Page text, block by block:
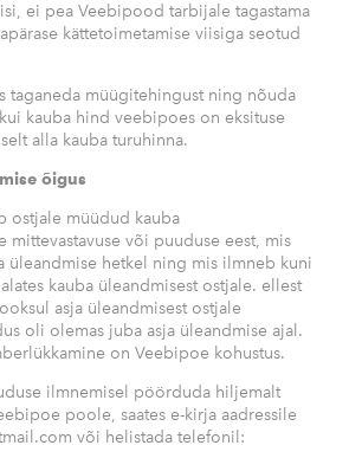
ei pea Veebipood tarbijale tagastama
kättetoimetamise viisiga seotud
taganeda müügitehingust ning nõuda
kauba hind veebipoes on eksituse
alla kauba turuhinna.
õigus
ostjale müüdud kauba
mittevastavuse või puuduse eest, mis
üleandmise hetkel ning mis ilmneb kuni
kauba üleandmisest ostjale. ellest
asja üleandmisest ostjale
oli olemas juba asja üleandmise ajal.
on Veebipoe kohustus.
ilmnemisel pöörduda hiljemalt
poole, saates e-kirja aadressile
või helistada telefonil: